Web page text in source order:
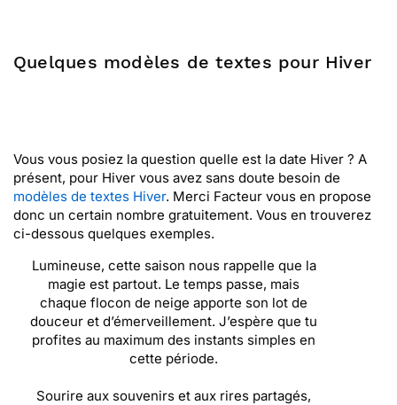
Quelques modèles de textes pour Hiver
Vous vous posiez la question quelle est la date Hiver ? A
présent, pour Hiver vous avez sans doute besoin de
modèles de textes Hiver. Merci Facteur vous en propose
donc un certain nombre gratuitement. Vous en trouverez
ci-dessous quelques exemples.
Lumineuse, cette saison nous rappelle que la
magie est partout. Le temps passe, mais
chaque flocon de neige apporte son lot de
douceur et d’émerveillement. J’espère que tu
profites au maximum des instants simples en
cette période.
Sourire aux souvenirs et aux rires partagés,